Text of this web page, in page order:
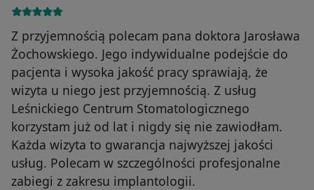
Z przyjemnością polecam pana doktora Jarosława
Żochowskiego. Jego indywidualne podejście do
pacjenta i wysoka jakość pracy sprawiają, że
wizyta u niego jest przyjemnością. Z usług
Leśnickiego Centrum Stomatologicznego
korzystam już od lat i nigdy się nie zawiodłam.
Każda wizyta to gwarancja najwyższej jakości
usług. Polecam w szczególności profesjonalne
zabiegi z zakresu implantologii.